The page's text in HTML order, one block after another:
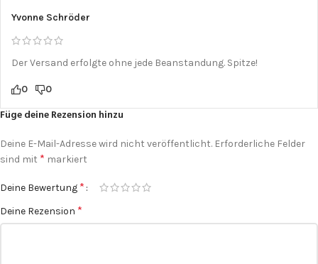
Yvonne Schröder
Der Versand erfolgte ohne jede Beanstandung. Spitze!
0 0
Füge deine Rezension hinzu
Deine E-Mail-Adresse wird nicht veröffentlicht. Erforderliche Felder
sind mit * markiert
Deine Bewertung *
Deine Rezension *